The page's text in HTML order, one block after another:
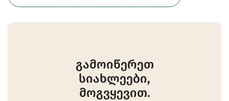
გამოიწერეთ
სიახლეები,
მოგვყევით.